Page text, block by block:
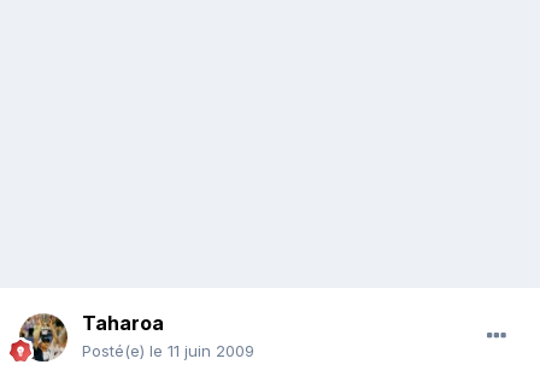
Taharoa
Posté(e) le 11 juin 2009